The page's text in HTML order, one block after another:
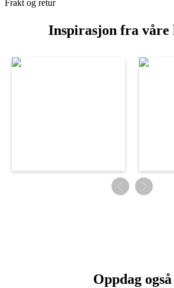
Frakt og retur
Inspirasjon fra våre
Oppdag også